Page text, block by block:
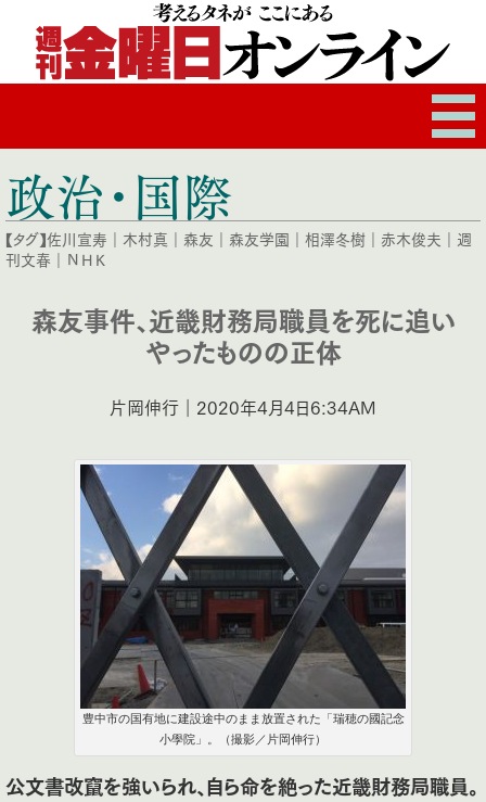
政治・国際
【タグ】佐川宣寿 ｜ 木村真 ｜ 森友 ｜ 森友学園 ｜ 相澤冬樹 ｜ 赤木俊夫 ｜ 週
刊文春 ｜ ＮＨＫ
森友事件、近畿財務局職員を死に追い
やったものの正体
片岡伸行｜2020年4月4日6:34AM
豊中市の国有地に建設途中のまま放置された「瑞穂の國記念
小學院」。（撮影／片岡伸行）
公文書改竄を強いられ、自ら命を絶った近畿財務局職員。